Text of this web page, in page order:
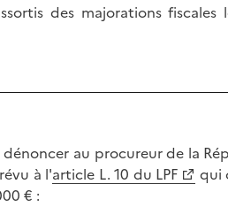
des majorations fiscales
au procureur de la
à l'article L. 10 du LPF
qui
€ :